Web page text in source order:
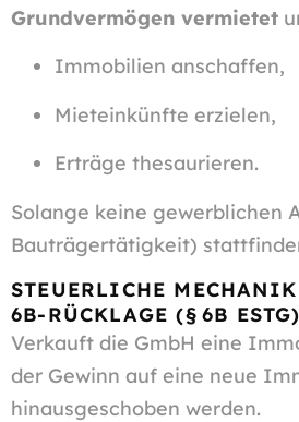
Grundvermögen vermietet
Immobilien anschaffen,
Mieteinkünfte erzielen,
Erträge thesaurieren.
Solange keine gewerblichen
Bauträgertätigkeit)
STEUERLICHE
6B-RÜCKLAGE (§ 6B ESTG)
Verkauft die GmbH eine
der Gewinn auf eine neue
hinausgeschoben werden.